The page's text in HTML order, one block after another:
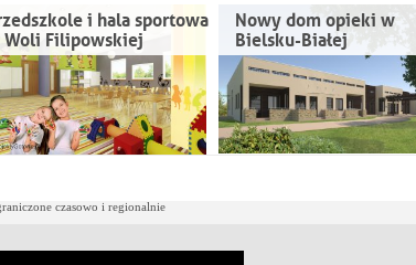
i hala sportowa
Woli Filipowskiej
Nowy dom opieki w
Bielsku-Białej
czasowo i regionalnie